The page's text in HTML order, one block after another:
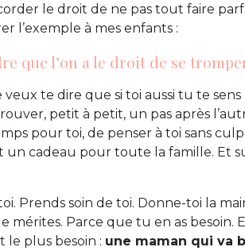
le droit de ne pas tout faire
l’exemple à mes enfants :
que l’on a le droit de se
veux te dire que si toi aussi tu te
petit à petit, un pas après
pour toi, de penser à toi sans
un cadeau pour toute la famille. Et
Prends soin de toi. Donne-toi la
mérites. Parce que tu en as besoin.
le plus besoin : une maman qui va